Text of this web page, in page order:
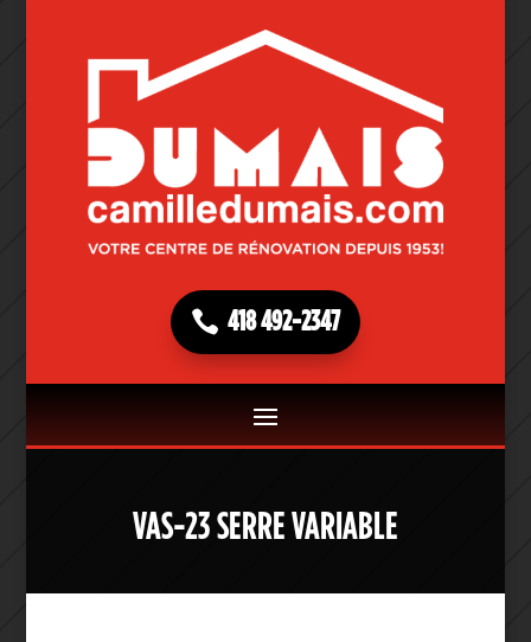
418 492-2347
VAS-23 SERRE VARIABLE